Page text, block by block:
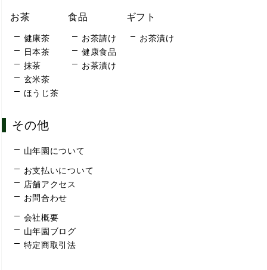
お茶
健康茶
日本茶
抹茶
玄米茶
ほうじ茶
食品
お茶請け
健康食品
お茶漬け
ギフト
お茶漬け
その他
山年園について
お支払いについて
店舗アクセス
お問合わせ
会社概要
山年園ブログ
特定商取引法